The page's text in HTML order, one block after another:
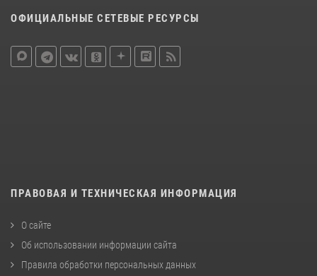
ОФИЦИАЛЬНЫЕ СЕТЕВЫЕ РЕСУРСЫ
ПРАВОВАЯ И ТЕХНИЧЕСКАЯ ИНФОРМАЦИЯ
О сайте
Об использовании информации сайта
Правила обработки персональных данных